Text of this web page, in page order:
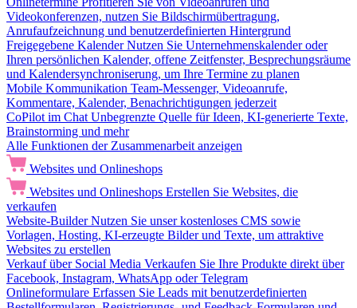
Videokonferenzen, nutzen Sie Bildschirmübertragung,
Anrufaufzeichnung und benutzerdefinierten Hintergrund
Freigegebene Kalender Nutzen Sie Unternehmenskalender oder
Ihren persönlichen Kalender, offene Zeitfenster, Besprechungsräume
und Kalendersynchroniserung, um Ihre Termine zu planen
Mobile Kommunikation Team-Messenger, Videoanrufe,
Kommentare, Kalender, Benachrichtigungen jederzeit
CoPilot im Chat Unbegrenzte Quelle für Ideen, KI-generierte Texte,
Brainstorming und mehr
Alle Funktionen der Zusammenarbeit anzeigen
Websites und Onlineshops
Websites und Onlineshops Erstellen Sie Websites, die
verkaufen
Website-Builder Nutzen Sie unser kostenloses CMS sowie
Vorlagen, Hosting, KI-erzeugte Bilder und Texte, um attraktive
Websites zu erstellen
Verkauf über Social Media Verkaufen Sie Ihre Produkte direkt über
Facebook, Instagram, WhatsApp oder Telegram
Onlineformulare Erfassen Sie Leads mit benutzerdefinierten